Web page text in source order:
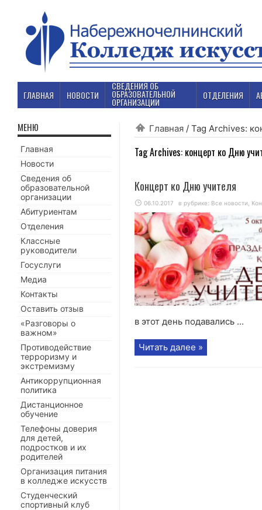
ГЛАВНАЯ НОВОСТИ
СВЕДЕНИЯ ОБ
ОБРАЗОВАТЕЛЬНОЙ
ОРГАНИЗАЦИИ
ОТДЕЛЕНИЯ
Главная / Tag Archives:
Tag Archives: концерт ко Дню
Концерт ко Дню учителя
06.10.2017 в рубрике: Все новости
в этот день подавались ...
Читать далее »
МЕНЮ
Главная
Новости
Сведения об
образовательной
организации
Абитуриентам
Отделения
Классные
руководители
Госуслуги
Медиа
Контакты
Оставить отзыв
«Разговоры о
важном»
Противодействие
терроризму и
экстремизму
Антикоррупционная
политика
Дистанционное
обучение
Телефоны доверия
для детей,
подростков и их
родителей
Организация питания
в колледже искусств
Студенческий
спортивный клуб